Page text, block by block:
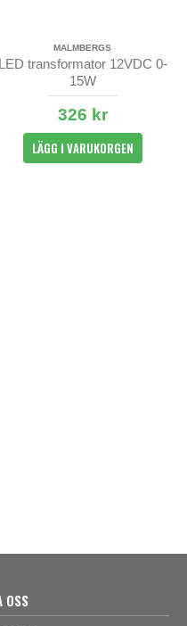
MALMBERGS
LED transformator 12VDC 0-
15W
326 kr
LÄGG I VARUKORGEN
OSS